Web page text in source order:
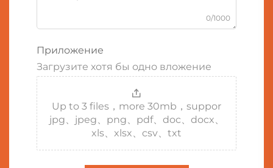
0/1000
Приложение
Загрузите хотя бы одно вложение
Up to 3 files，more 30mb，suppor
jpg、jpeg、png、pdf、doc、docx、
xls、xlsx、csv、txt